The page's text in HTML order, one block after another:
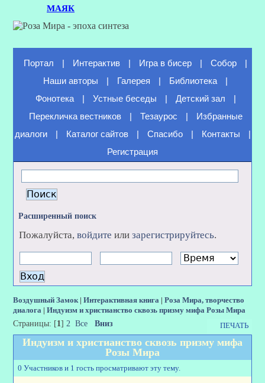
МАЯК
Портал Интерактив Игра в бисер Собор
Наши авторы
Галерея Библиотека
Фонотека
Устные беседы Детский зал
Перекличка вестников
Тезаурос
Избранные
диалоги
Каталог сайтов Спасибо Контакты
Регистрация
Расширенный поиск
Пожалуйста,войдите илизарегистрируйтесь.
Воздушный Замок|Интерактивная книга |Роза Мира, творчество
диалога |Индуизм и христианство сквозь призму мифа Розы Мира
ПЕЧАТЬ
Страницы: [1]2 Все Вниз
Индуизм и христианство сквозь призму мифа
Розы Мира
0 Участников и 1 гость просматривают эту тему.